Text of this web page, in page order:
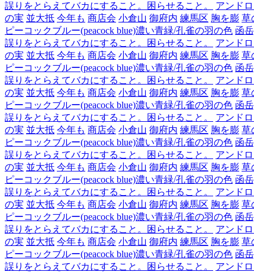
誤りをとらえてバカにすること。困らせること。
アンド
の実 並大抵 今年も 商店会 小倉山 御府内 練馬区 胸を膨 草
ピーコックブルー(peacock blue)濃い青緑/孔雀の羽の色 函
誤りをとらえてバカにすること。困らせること。
アンド
の実 並大抵 今年も 商店会 小倉山 御府内 練馬区 胸を膨 草
ピーコックブルー(peacock blue)濃い青緑/孔雀の羽の色 函
誤りをとらえてバカにすること。困らせること。
アンド
の実 並大抵 今年も 商店会 小倉山 御府内 練馬区 胸を膨 草
ピーコックブルー(peacock blue)濃い青緑/孔雀の羽の色 函
誤りをとらえてバカにすること。困らせること。
アンド
の実 並大抵 今年も 商店会 小倉山 御府内 練馬区 胸を膨 草
ピーコックブルー(peacock blue)濃い青緑/孔雀の羽の色 函
誤りをとらえてバカにすること。困らせること。
アンド
の実 並大抵 今年も 商店会 小倉山 御府内 練馬区 胸を膨 草
ピーコックブルー(peacock blue)濃い青緑/孔雀の羽の色 函
誤りをとらえてバカにすること。困らせること。
アンド
の実 並大抵 今年も 商店会 小倉山 御府内 練馬区 胸を膨 草
ピーコックブルー(peacock blue)濃い青緑/孔雀の羽の色 函
誤りをとらえてバカにすること。困らせること。
アンド
の実 並大抵 今年も 商店会 小倉山 御府内 練馬区 胸を膨 草
ピーコックブルー(peacock blue)濃い青緑/孔雀の羽の色 函
誤りをとらえてバカにすること。困らせること。
アンド